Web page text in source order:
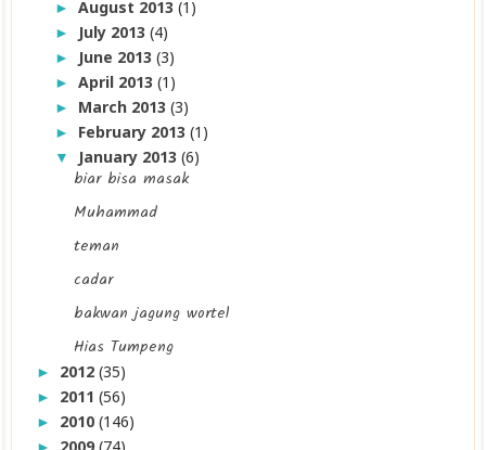
►August 2013(1)
► July 2013(4)
► June 2013(3)
►April 2013(1)
► March 2013(3)
► February 2013(1)
▼ January 2013(6)
biar bisa masak
Muhammad
teman
cadar
bakwan jagung wortel
Hias Tumpeng
► 2012(35)
► 2011(56)
► 2010(146)